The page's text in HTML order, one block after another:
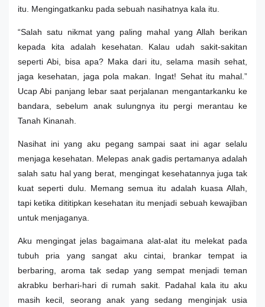
itu. Mengingatkanku pada sebuah nasihatnya kala itu.
“Salah satu nikmat yang paling mahal yang Allah berikan
kepada kita adalah kesehatan. Kalau udah sakit-sakitan
seperti Abi, bisa apa? Maka dari itu, selama masih sehat,
jaga kesehatan, jaga pola makan. Ingat! Sehat itu mahal.”
Ucap Abi panjang lebar saat perjalanan mengantarkanku ke
bandara, sebelum anak sulungnya itu pergi merantau ke
Tanah Kinanah.
Nasihat ini yang aku pegang sampai saat ini agar selalu
menjaga kesehatan. Melepas anak gadis pertamanya adalah
salah satu hal yang berat, mengingat kesehatannya juga tak
kuat seperti dulu. Memang semua itu adalah kuasa Allah,
tapi ketika dititipkan kesehatan itu menjadi sebuah kewajiban
untuk menjaganya.
Aku mengingat jelas bagaimana alat-alat itu melekat pada
tubuh pria yang sangat aku cintai, brankar tempat ia
berbaring, aroma tak sedap yang sempat menjadi teman
akrabku berhari-hari di rumah sakit. Padahal kala itu aku
masih kecil, seorang anak yang sedang menginjak usia